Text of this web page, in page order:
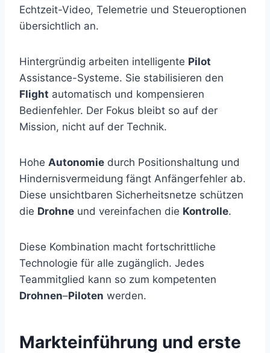
Echtzeit-Video, Telemetrie und Steueroptionen
übersichtlich an.
Hintergründig arbeiten intelligente Pilot
Assistance-Systeme. Sie stabilisieren den
Flight automatisch und kompensieren
Bedienfehler. Der Fokus bleibt so auf der
Mission, nicht auf der Technik.
Hohe Autonomie durch Positionshaltung und
Hindernisvermeidung fängt Anfängerfehler ab.
Diese unsichtbaren Sicherheitsnetze schützen
die Drohne und vereinfachen die Kontrolle.
Diese Kombination macht fortschrittliche
Technologie für alle zugänglich. Jedes
Teammitglied kann so zum kompetenten
Drohnen–Piloten werden.
Markteinführung und erste